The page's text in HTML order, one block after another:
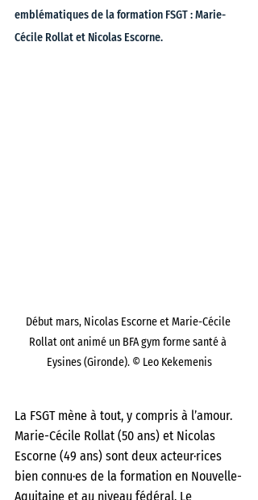
emblématiques de la formation FSGT : Marie-
Cécile Rollat et Nicolas Escorne.
Début mars, Nicolas Escorne et Marie-Cécile
Rollat ont animé un BFA gym forme santé à
Eysines (Gironde). © Leo Kekemenis
La FSGT mène à tout, y compris à l’amour.
Marie-Cécile Rollat (50 ans) et Nicolas
Escorne (49 ans) sont deux acteur·rices
bien connu·es de la formation en Nouvelle-
Aquitaine et au niveau fédéral. Le